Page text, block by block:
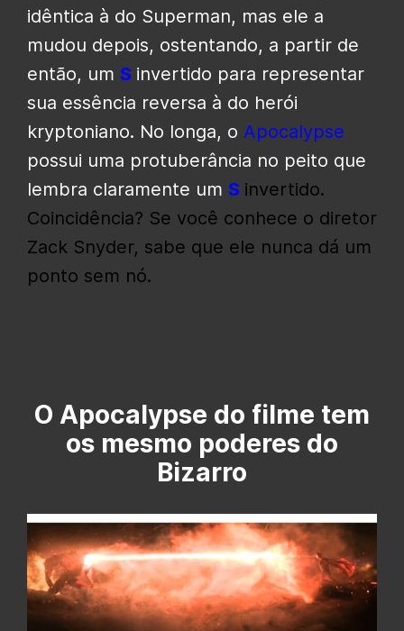
idêntica à do Superman, mas ele a
mudou depois, ostentando, a partir de
então, um S invertido para representar
sua essência reversa à do herói
kryptoniano. No longa, o Apocalypse
possui uma protuberância no peito que
lembra claramente um S invertido.
Coincidência? Se você conhece o diretor
Zack Snyder, sabe que ele nunca dá um
ponto sem nó.
O Apocalypse do filme tem
os mesmo poderes do
Bizarro